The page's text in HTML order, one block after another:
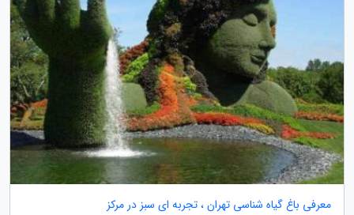
معرفی باغ گیاه شناسی تهران ، تجربه ای سبز در مرکز